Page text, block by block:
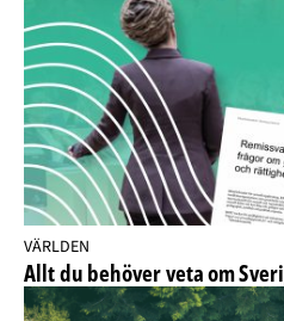
VÄRLDEN
Allt du behöver veta om